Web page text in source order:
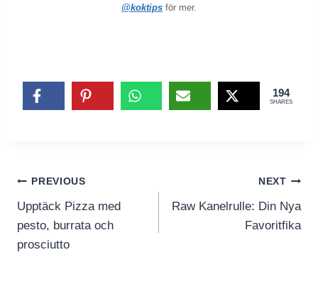
@koktips för mer.
194
SHARES
Inläggsnavigering
PREVIOUS
Upptäck Pizza med
pesto, burrata och
prosciutto
NEXT
Raw Kanelrulle: Din Nya
Favoritfika